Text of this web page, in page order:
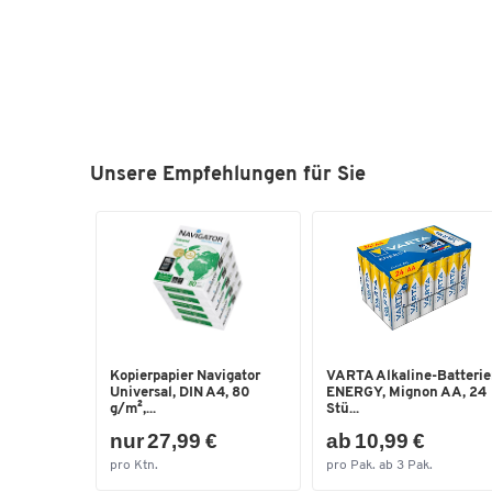
Unsere Empfehlungen für Sie
Kopierpapier Navigator
Universal, DIN A4, 80
g/m²,...
nur 27,99 €
pro Ktn.
VARTA Alkaline-
ENERGY, Mignon AA, 24
Stü...
ab 10,99 €
pro Pak. ab 3 Pak.